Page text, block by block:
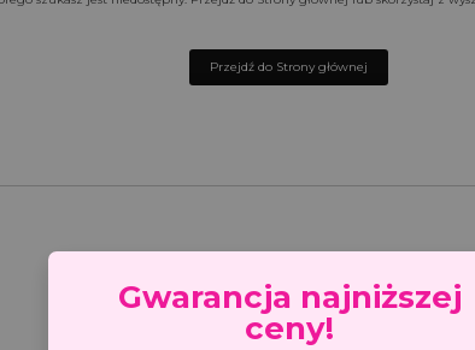
Przejdź do Strony głównej
Gwarancja najniższej
ceny!